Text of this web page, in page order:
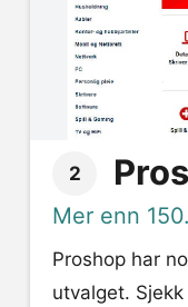
2
Mer enn
Proshop har
utvalget.